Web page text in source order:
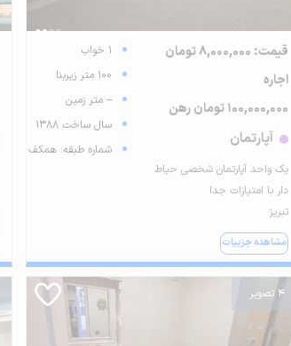
قیمت: 8,000,000 تومان
اجاره
100,000,000 تومان رهن
آپارتمان
یک واحد آپارتمان شخصی حیاط
دار با امتیازات جدا
تبریز
مشاهده جزییات
1 خواب
100 متر زیربنا
-- متر زمین
سال ساخت 1388
شماره طبقه: همکف
4 تصویر